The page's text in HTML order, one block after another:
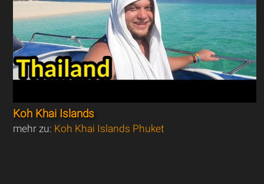
Koh Khai Islands
mehr zu: Koh Khai Islands Phuket